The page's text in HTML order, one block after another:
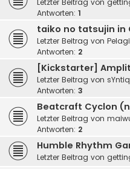
Letzter Beitrag von
Antworten: 1
taiko no tatsujin in
Letzter Beitrag von
Antworten: 2
[Kickstarter]
Letzter Beitrag von sYntiq
Antworten: 3
Beatcraft Cyclon
Letzter Beitrag von
Antworten: 2
Humble Rhythm
Letzter Beitrag von